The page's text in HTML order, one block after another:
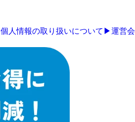
個人情報の取り扱いについて ▶運営